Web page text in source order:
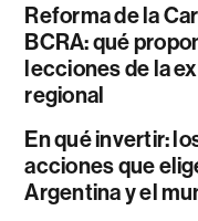
Reforma de la
BCRA: qué
lecciones de la
regional
En qué invertir:
acciones que
Argentina y el